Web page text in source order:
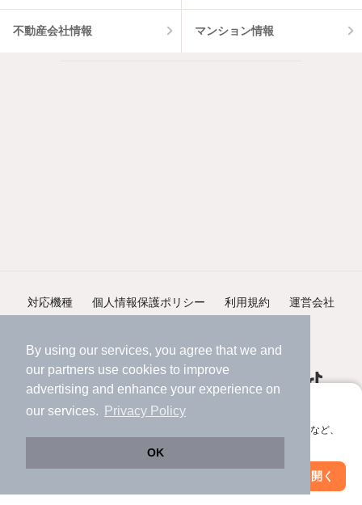
By using our services, you agree that we and
our partners use cookies to improve
advertising and enhance your experience on
our services.
Privacy Policy
OK
アプリに切り替えて、サクサクお部屋探し
会員登録なしですぐ使える。マップ検索やお気に入り保存など、
アプリを開く
絞り込み条件を変更
不動産会社情報 マンション情報
対応機種 個人情報保護ポリシー 利用規約 運営会社
©NIFTY Lifestyle Co., Ltd.